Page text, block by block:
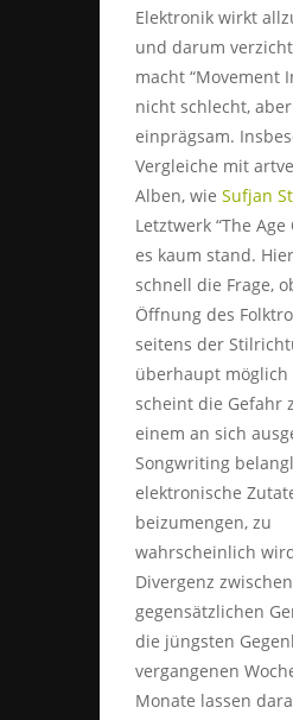
Elektronik wirkt
und darum
macht “Movement
nicht schlecht,
einprägsam.
Vergleiche mit
Alben, wie Sufjan
Letztwerk “The Age
es kaum stand.
schnell die Frage,
Öffnung des
seitens der
überhaupt möglich
scheint die Gefahr
einem an sich
Songwriting
elektronische
beizumengen, zu
wahrscheinlich
Divergenz
gegensätzlichen
die jüngsten
vergangenen
Monate lassen